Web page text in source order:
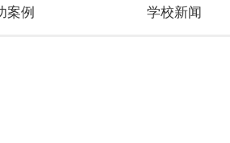
案例 学校新闻